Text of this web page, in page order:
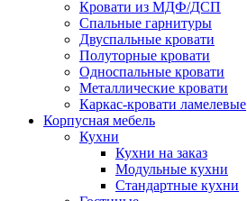
Кровати из МДФ/ДСП
Спальные гарнитуры
Двуспальные кровати
Полуторные кровати
Односпальные кровати
Металлические кровати
Каркас-кровати ламелевые
Корпусная мебель
Кухни
Кухни на заказ
Модульные кухни
Стандартные кухни